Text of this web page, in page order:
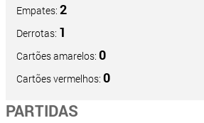
Empates: 2
Derrotas: 1
Cartões amarelos: 0
Cartões vermelhos: 0
PARTIDAS